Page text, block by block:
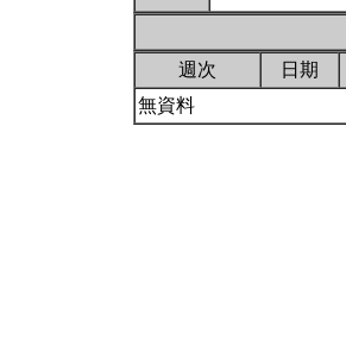
週次
日期
無資料